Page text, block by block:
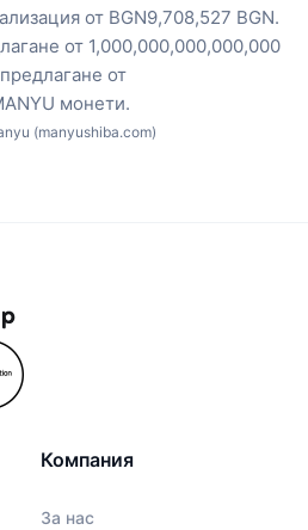
от BGN9,708,527 BGN.
от 1,000,000,000,000,000
от
монети.
(manyushiba.com)
Компания
За нас